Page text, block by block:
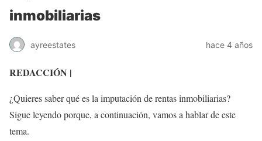
inmobiliarias
ayreestates hace 4 años
REDACCIÓN |
¿Quieres saber qué es la imputación de rentas inmobiliarias?
Sigue leyendo porque, a continuación, vamos a hablar de este
tema.